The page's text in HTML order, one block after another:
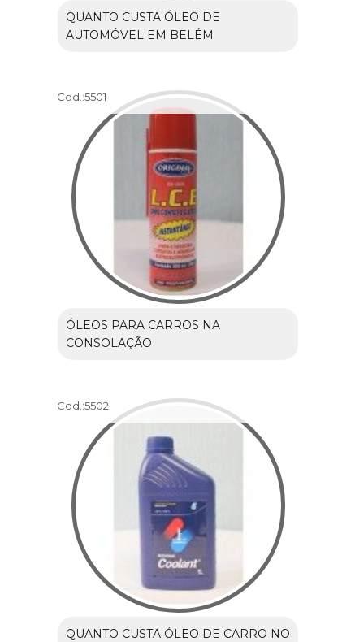
QUANTO CUSTA ÓLEO DE
AUTOMÓVEL EM BELÉM
Cod.:5501
ÓLEOS PARA CARROS NA
CONSOLAÇÃO
Cod.:5502
QUANTO CUSTA ÓLEO DE CARRO NO